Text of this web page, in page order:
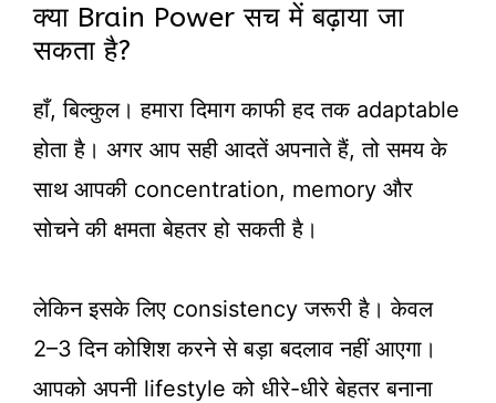
क्या Brain Power सच में बढ़ाया जा
सकता है?
हाँ, बिल्कुल। हमारा दिमाग काफी हद तक adaptable
होता है। अगर आप सही आदतें अपनाते हैं, तो समय के
साथ आपकी concentration, memory और
सोचने की क्षमता बेहतर हो सकती है।
लेकिन इसके लिए consistency जरूरी है। केवल
2–3 दिन कोशिश करने से बड़ा बदलाव नहीं आएगा।
आपको अपनी lifestyle को धीरे-धीरे बेहतर बनाना